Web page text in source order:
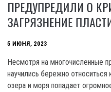
ПРЕДУПРЕДИЛИ О
ЗАГРЯЗНЕНИЕ
5 ИЮНЯ, 2023
Несмотря на многочисленные
научились бережно
озера и моря попадает